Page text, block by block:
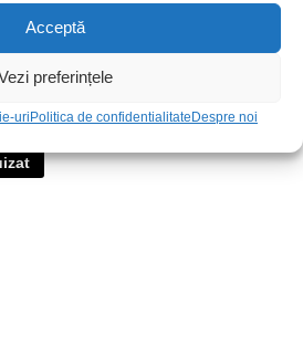
Acceptă
preferințele
uriPolitica de confidentialitateDespre noi
Accu.Back-Up.Car jump
299,00